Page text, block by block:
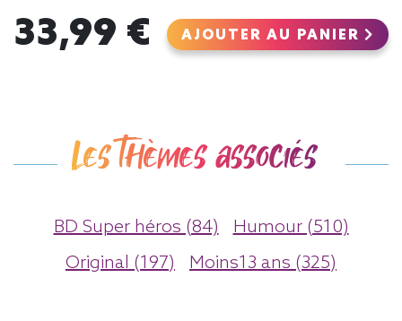
33,99 € AJOUTER AU PANIER
Les thèmes associés
BD Super héros (84)
Humour (510)
Original (197)
Moins13 ans (325)